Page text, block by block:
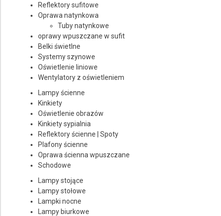
Wybierz
Producent
LUCIDE
Cena
Reflektory sufitowe
Oprawa natynkowa
Tuby natynkowe
oprawy wpuszczane w sufit
Belki świetlne
Systemy szynowe
Oświetlenie liniowe
Wentylatory z oświetleniem
Lampy ścienne
Kinkiety
Oświetlenie obrazów
Kinkiety sypialnia
Reflektory ścienne | Spoty
Plafony ścienne
Oprawa ścienna wpuszczane
Schodowe
Lampy stojące
Lampy stołowe
Lampki nocne
Lampy biurkowe